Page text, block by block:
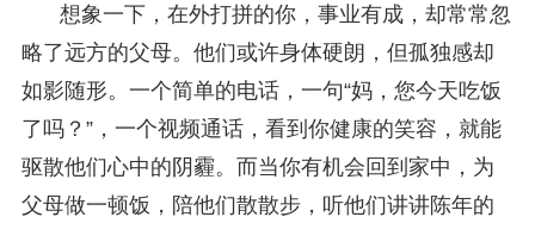
想象一下，在外打拼的你，事业有成，却常常忽
略了远方的父母。他们或许身体硬朗，但孤独感却
如影随形。一个简单的电话，一句“妈，您今天吃饭
了吗？”，一个视频通话，看到你健康的笑容，就能
驱散他们心中的阴霾。而当你有机会回到家中，为
父母做一顿饭，陪他们散散步，听他们讲讲陈年的